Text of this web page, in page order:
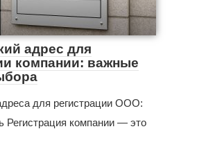
адрес для
компании: важные
для регистрации ООО:
Регистрация компании — это